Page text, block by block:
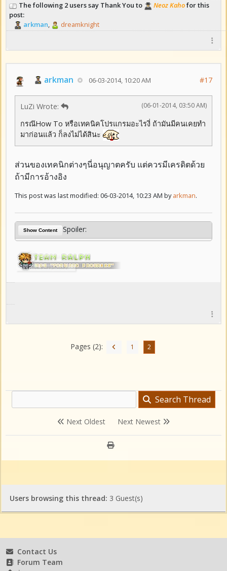
The following 2 users say Thank You to Neoz Kahofor this
post:
arkman, dreamknight
arkman 06-03-2014, 10:20 AM #17
(06-01-2014, 03:50 AM)
LuZi Wrote:
กรณ๊How To หรือเทคนิคโปรแกรมอะไรงี่ ถ้ามันมีคนเคยทำ
มาก่อนแล้ว ก็ลงไม่ได้สินะ
ส่วนของเทคนิกต่างๆนี่อนุญาตครับ แต่ควรมีเครดิตด้วย
ถ้ามีการอ้างอิง
This post was last modified: 06-03-2014, 10:23 AM byarkman.
Show Content Spoiler:
Pages (2): 1 2
Search Thread
Next Oldest Next Newest
Users browsing this thread: 3 Guest(s)
Contact Us
Forum Team